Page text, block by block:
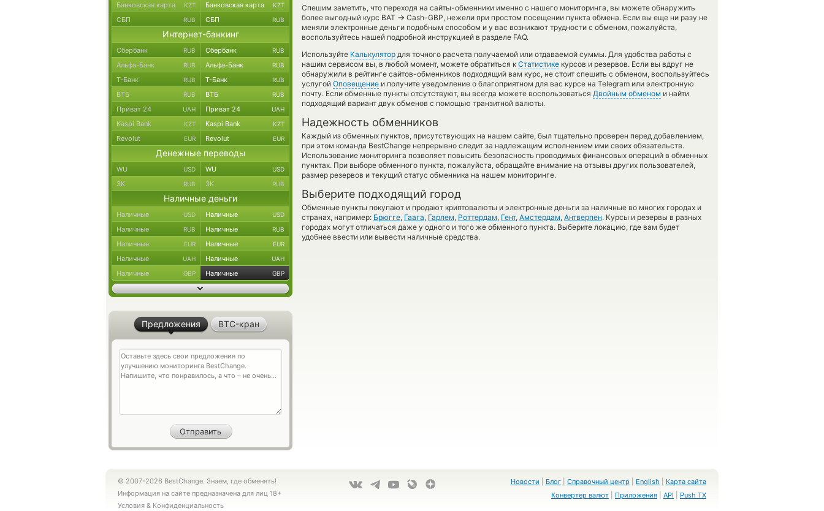
Спешим заметить, что переходя на сайты-обменники именно с нашего мониторинга, вы можете обнаружить
более выгодный курс BAT → Cash-GBP, нежели при простом посещении пункта обмена. Если вы еще ни разу не
меняли электронные деньги подобным способом и у вас возникают трудности с обменом, пожалуйста,
воспользуйтесь нашей подробной инструкцией в разделе FAQ.
Используйте Калькулятор для точного расчета получаемой или отдаваемой суммы. Для удобства работы с
нашим сервисом вы, в любой момент, можете обратиться к Статистике курсов и резервов. Если вы вдруг не
обнаружили в рейтинге сайтов-обменников подходящий вам курс, не стоит спешить с обменом, воспользуйтесь
услугой Оповещение и получите уведомление о благоприятном для вас курсе на Telegram или электронную
почту. Если обменные пункты отсутствуют, вы всегда можете воспользоваться Двойным обменом и найти
подходящий вариант двух обменов с помощью транзитной валюты.
Надежность обменников
Каждый из обменных пунктов, присутствующих на нашем сайте, был тщательно проверен перед добавлением,
при этом команда BestChange непрерывно следит за надлежащим исполнением ими своих обязательств.
Использование мониторинга позволяет повысить безопасность проводимых финансовых операций в обменных
пунктах. При выборе обменного пункта, пожалуйста, обращайте внимание на отзывы других пользователей,
размер резервов и текущий статус обменника на нашем мониторинге.
Выберите подходящий город
Обменные пункты покупают и продают криптовалюты и электронные деньги за наличные во многих городах и
странах, например: Брюгге, Гаага, Гарлем, Роттердам, Гент, Амстердам, Антверпен. Курсы и резервы в разных
городах могут отличаться даже у одного и того же обменного пункта. Выберите локацию, где вам будет
удобнее ввести или вывести наличные средства.
Банковская карта KZT Банковская карта KZT
СБП RUB СБП RUB
Интернет-банкинг
Сбербанк RUB Сбербанк RUB
Альфа-Банк RUB Альфа-Банк RUB
Т-Банк RUB Т-Банк RUB
ВТБ RUB ВТБ RUB
Приват 24 UAH Приват 24 UAH
Kaspi Bank KZT Kaspi Bank KZT
Revolut EUR Revolut EUR
Денежные переводы
WU USD WU USD
ЗК RUB ЗК RUB
Наличные деньги
Наличные USD Наличные USD
Наличные RUB Наличные RUB
Наличные EUR Наличные EUR
Наличные UAH Наличные UAH
Наличные GBP Наличные GBP
Предложения BTC-кран
© 2007-2026 BestChange. Знаем, где обменять!
Информация на сайте предназначена для лиц 18+
Условия & Конфиденциальность
Новости Блог Справочный центр English
Карта сайта
Конвертер валют
Приложения API Push TX